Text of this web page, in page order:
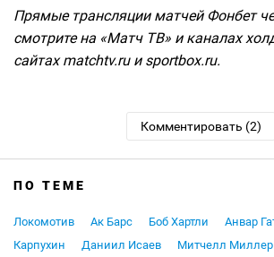
Прямые трансляции матчей Фонбет
смотрите на «Матч ТВ» и каналах
сайтах matchtv.ru и sportbox.ru.
Комментировать (2)
ПО ТЕМЕ
Локомотив Ак Барс Боб Хартли Анвар
Карпухин
Даниил Исаев Митчелл Миллер